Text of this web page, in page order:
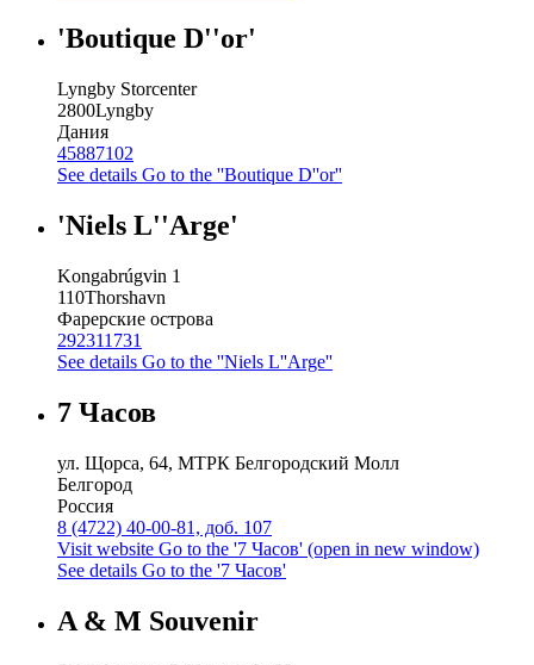
'Boutique D''or'
Lyngby Storcenter
2800Lyngby
Дания
45887102
See details Go to the ''Boutique D''or''
'Niels L''Arge'
Kongabrúgvin 1
110Thorshavn
Фарерские острова
292311731
See details Go to the ''Niels L''Arge''
7 Часов
ул. Щорса, 64, МТРК Белгородский Молл
Белгород
Россия
8 (4722) 40-00-81, доб. 107
Visit website Go to the '7 Часов' (open in new window)
See details Go to the '7 Часов'
A & M Souvenir